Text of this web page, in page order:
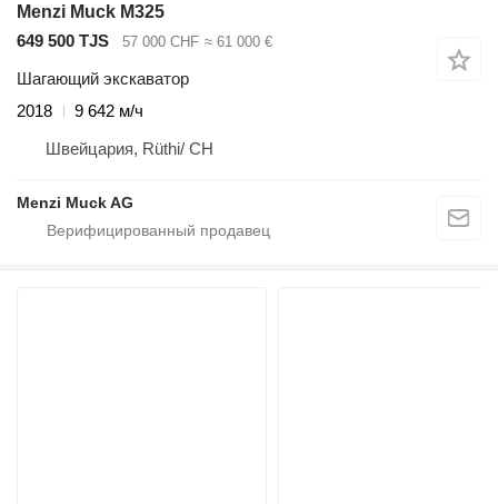
Menzi Muck M325
649 500 TJS
57 000 CHF ≈ 61 000 €
Шагающий экскаватор
2018
9 642 м/ч
Швейцария, Rüthi/ CH
Menzi Muck AG